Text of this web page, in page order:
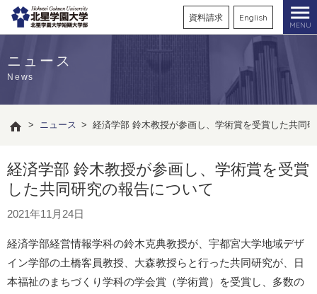
資料請求 English
MENU
ニュース
News
> ニュース > 経済学部 鈴木教授が参画し、学術賞を受賞した共同
経済学部 鈴木教授が参画し、学術賞を受賞
した共同研究の報告について
2021年11月24日
経済学部経営情報学科の鈴木克典教授が、宇都宮大学地域デザ
イン学部の土橋客員教授、大森教授らと行った共同研究が、日
本福祉のまちづくり学科の学会賞（学術賞）を受賞し、多数の